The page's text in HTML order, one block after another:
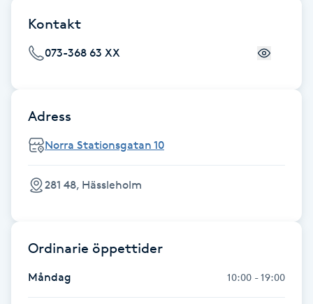
Gellack med förstärkning
Gravidyoga
Gruppträning
Gua Sha-massage
H
Hatha Yoga
Headspa
Kontakt
073-368 63 XX
Adress
Norra Stationsgatan 10
281 48, Hässleholm
Ordinarie öppettider
Måndag 10:00 - 19:00